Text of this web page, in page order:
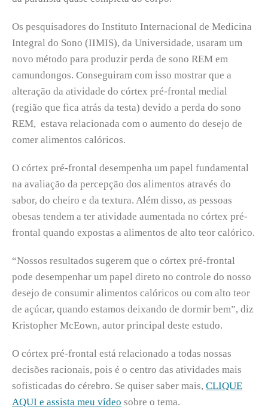
Os pesquisadores do Instituto Internacional de Medicina
Integral do Sono (IIMIS), da Universidade, usaram um
novo método para produzir perda de sono REM em
camundongos. Conseguiram com isso mostrar que a
alteração da atividade do córtex pré-frontal medial
(região que fica atrás da testa) devido a perda do sono
REM, estava relacionada com o aumento do desejo de
comer alimentos calóricos.
O córtex pré-frontal desempenha um papel fundamental
na avaliação da percepção dos alimentos através do
sabor, do cheiro e da textura. Além disso, as pessoas
obesas tendem a ter atividade aumentada no córtex pré-
frontal quando expostas a alimentos de alto teor calórico.
“Nossos resultados sugerem que o córtex pré-frontal
pode desempenhar um papel direto no controle do nosso
desejo de consumir alimentos calóricos ou com alto teor
de açúcar, quando estamos deixando de dormir bem”, diz
Kristopher McEown, autor principal deste estudo.
O córtex pré-frontal está relacionado a todas nossas
decisões racionais, pois é o centro das atividades mais
sofisticadas do cérebro. Se quiser saber mais, CLIQUE
AQUI e assista meu vídeo sobre o tema.